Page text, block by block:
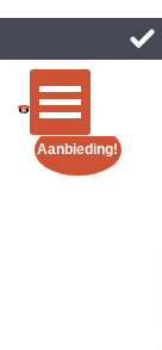
Aanbieding!